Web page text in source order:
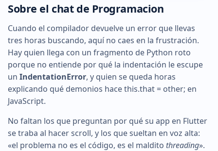
Sobre el chat de Programacion
Cuando el compilador devuelve un error que llevas
tres horas buscando, aquí no caes en la frustración.
Hay quien llega con un fragmento de Python roto
porque no entiende por qué la indentación le escupe
un IndentationError, y quien se queda horas
explicando qué demonios hace this.that = other; en
JavaScript.
No faltan los que preguntan por qué su app en Flutter
se traba al hacer scroll, y los que sueltan en voz alta:
«el problema no es el código, es el maldito threading».